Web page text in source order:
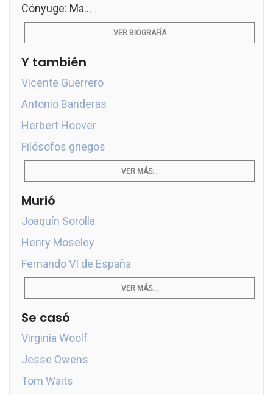
Cónyuge: Ma...
VER BIOGRAFÍA
Y también
Vicente Guerrero
Antonio Banderas
Herbert Hoover
Filósofos griegos
VER MÁS...
Murió
Joaquín Sorolla
Henry Moseley
Fernando VI de España
VER MÁS...
Se casó
Virginia Woolf
Jesse Owens
Tom Waits